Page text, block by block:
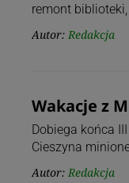
remont
Autor: Redakcja
Wakacje z
Dobiega końca
Cieszyna
Autor: Redakcja